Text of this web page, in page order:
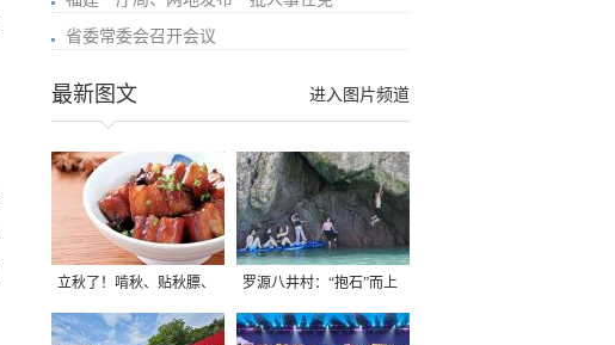
省委常委会召开会议
进入图片频道
最新图文
立秋了！啃秋、贴秋膘、
晒秋，福建人这样过才够
罗源八井村：“抱石”而上